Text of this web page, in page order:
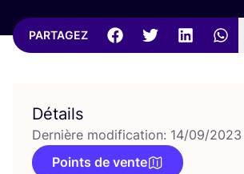
PARTAGEZ
Détails
Dernière modification: 14/09/2023
Points de vente